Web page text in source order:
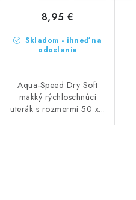
Skladom - ihneď na
odoslanie
8,95 €
Aqua-Speed Dry Soft
mäkký rýchloschnúci
uterák s rozmermi 50 x...